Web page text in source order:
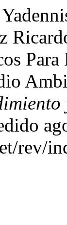
rev/